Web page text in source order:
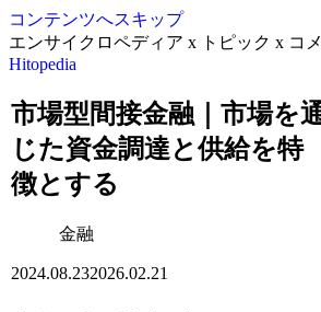
コンテンツへスキップ
エンサイクロペディア x トピック x コ
Hitopedia
市場型間接金融｜市場を
じた資金調達と供給を特
徴とする
金融
2024.08.232026.02.21